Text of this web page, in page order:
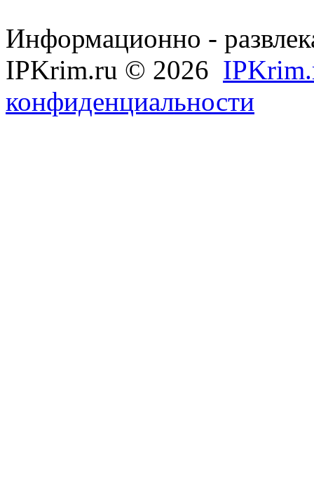
Информационно -
IPKrim.ru © 2026
конфиденциальности